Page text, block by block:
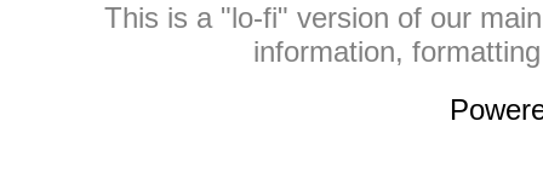
This is a "lo-fi" version of our
information,